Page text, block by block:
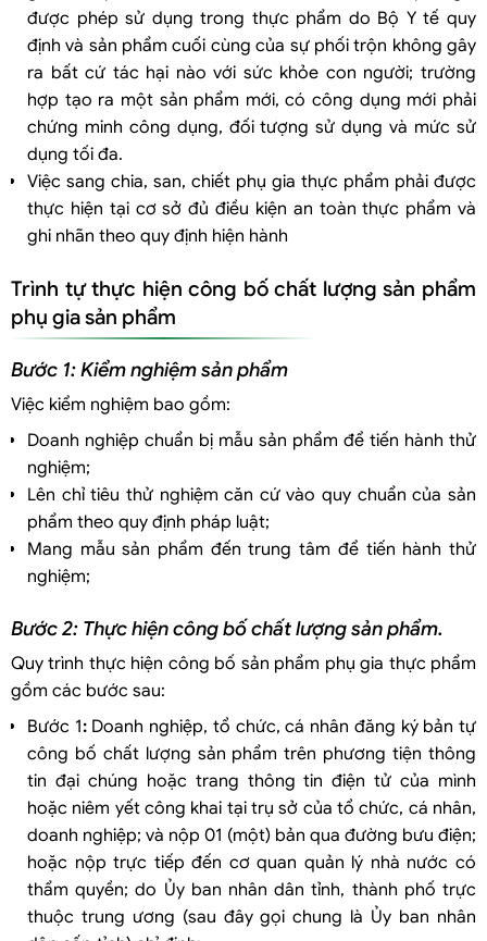
được phép sử dụng trong thực phẩm do Bộ Y tế quy
định và sản phẩm cuối cùng của sự phối trộn không gây
ra bất cứ tác hại nào với sức khỏe con người; trường
hợp tạo ra một sản phẩm mới, có công dụng mới phải
chứng minh công dụng, đối tượng sử dụng và mức sử
dụng tối đa.
Việc sang chia, san, chiết phụ gia thực phẩm phải được
thực hiện tại cơ sở đủ điều kiện an toàn thực phẩm và
ghi nhãn theo quy định hiện hành
Trình tự thực hiện công bố chất lượng sản phẩm
phụ gia sản phẩm
Bước 1: Kiểm nghiệm sản phẩm
Việc kiểm nghiệm bao gồm:
Doanh nghiệp chuẩn bị mẫu sản phẩm để tiến hành thử
nghiệm;
Lên chỉ tiêu thử nghiệm căn cứ vào quy chuẩn của sản
phẩm theo quy định pháp luật;
Mang mẫu sản phẩm đến trung tâm để tiến hành thử
nghiệm;
Bước 2: Thực hiện công bố chất lượng sản phẩm.
Quy trình thực hiện công bố sản phẩm phụ gia thực phẩm
gồm các bước sau:
Bước 1: Doanh nghiệp, tổ chức, cá nhân đăng ký bản tự
công bố chất lượng sản phẩm trên phương tiện thông
tin đại chúng hoặc trang thông tin điện tử của mình
hoặc niêm yết công khai tại trụ sở của tổ chức, cá nhân,
doanh nghiệp; và nộp 01 (một) bản qua đường bưu điện;
hoặc nộp trực tiếp đến cơ quan quản lý nhà nước có
thẩm quyền; do Ủy ban nhân dân tỉnh, thành phố trực
thuộc trung ương (sau đây gọi chung là Ủy ban nhân